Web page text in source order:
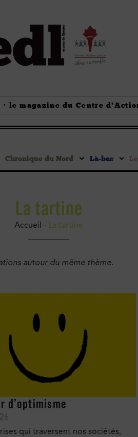
· le magazine du Centre
Chronique du Nord Là-bas
La tartine
Accueil - La tartine
autour du même thème.
d’optimisme
qui traversent nos sociétés,